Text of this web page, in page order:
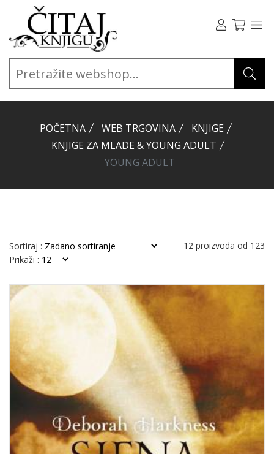
POČETNA WEB TRGOVINA
KNJIGE
KNJIGE ZA MLADE & YOUNG ADULT
YOUNG ADULT
Sortiraj : 12 proizvoda od 123
Prikaži :